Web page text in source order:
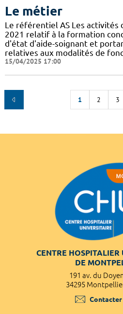
Le métier
Le référentiel AS Les activités
2021 relatif à la formation
d'état d'aide-soignant et
relatives aux modalités de
15/04/2025 17:00
1 2 3
CENTRE HOSPITALIER
DE
191 av. du
34295
Contacter